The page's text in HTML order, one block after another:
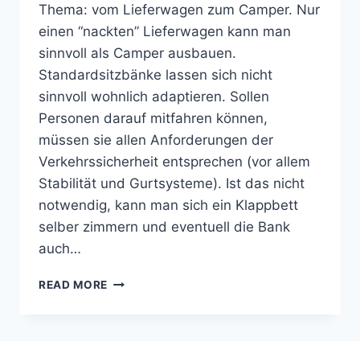
Thema: vom Lieferwagen zum Camper. Nur
einen “nackten” Lieferwagen kann man
sinnvoll als Camper ausbauen.
Standardsitzbänke lassen sich nicht
sinnvoll wohnlich adaptieren. Sollen
Personen darauf mitfahren können,
müssen sie allen Anforderungen der
Verkehrssicherheit entsprechen (vor allem
Stabilität und Gurtsysteme). Ist das nicht
notwendig, kann man sich ein Klappbett
selber zimmern und eventuell die Bank
auch…
READ MORE REIMO